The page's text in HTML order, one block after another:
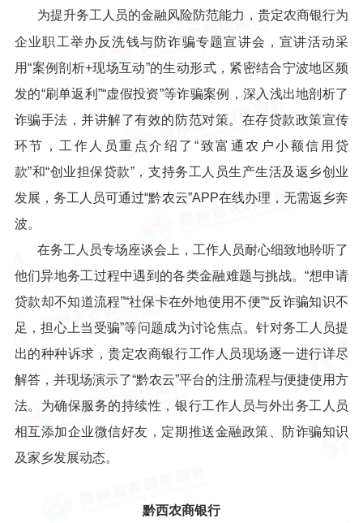
为提升务工人员的金融风险防范能力，贵定农商银行为
企业职工举办反洗钱与防诈骗专题宣讲会，宣讲活动采
用“案例剖析+现场互动”的生动形式，紧密结合宁波地区频
发的“刷单返利”“虚假投资”等诈骗案例，深入浅出地剖析了
诈骗手法，并讲解了有效的防范对策。在存贷款政策宣传
环节，工作人员重点介绍了“致富通农户小额信用贷
款”和“创业担保贷款”，支持务工人员生产生活及返乡创业
发展，务工人员可通过“黔农云”APP在线办理，无需返乡奔
波。
在务工人员专场座谈会上，工作人员耐心细致地聆听了
他们异地务工过程中遇到的各类金融难题与挑战。“想申请
贷款却不知道流程”“社保卡在外地使用不便”“反诈骗知识不
足，担心上当受骗”等问题成为讨论焦点。针对务工人员提
出的种种诉求，贵定农商银行工作人员现场逐一进行详尽
解答，并现场演示了“黔农云”平台的注册流程与便捷使用方
法。为确保服务的持续性，银行工作人员与外出务工人员
相互添加企业微信好友，定期推送金融政策、防诈骗知识
及家乡发展动态。
黔西农商银行